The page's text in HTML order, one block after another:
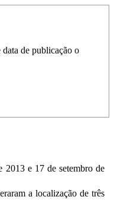
de publicação o
2013 e 17 de setembro de
a localização de três